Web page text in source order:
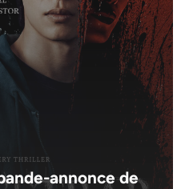
annonce de